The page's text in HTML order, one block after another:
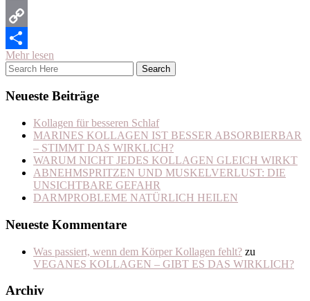
Email
Copy
Link
Teilen
Mehr lesen
Neueste Beiträge
Kollagen für besseren Schlaf
MARINES KOLLAGEN IST BESSER ABSORBIERBAR
– STIMMT DAS WIRKLICH?
WARUM NICHT JEDES KOLLAGEN GLEICH WIRKT
ABNEHMSPRITZEN UND MUSKELVERLUST: DIE
UNSICHTBARE GEFAHR
DARMPROBLEME NATÜRLICH HEILEN
Neueste Kommentare
Was passiert, wenn dem Körper Kollagen fehlt? zu
VEGANES KOLLAGEN – GIBT ES DAS WIRKLICH?
Archiv